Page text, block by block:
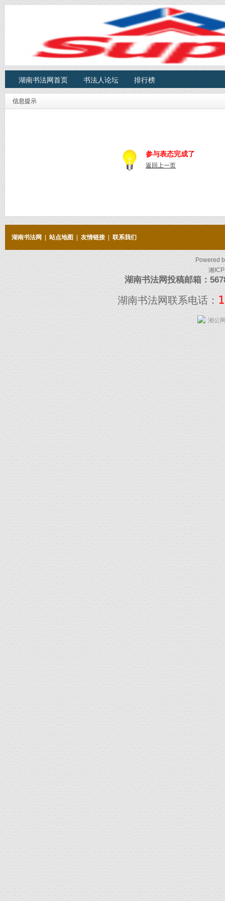
湖南书法网首页 书法人论坛 排行榜
信息提示
参与表态完成了
返回上一页
湖南书法网 站点地图 友情链接 联系我们
Powered
湘
湖南书法网投稿邮箱：
湖南书法网联系电话：
湘公